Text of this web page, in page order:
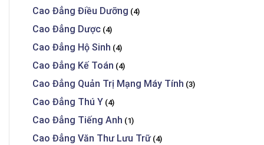
Cao Đẳng Điều Dưỡng (4)
Cao Đẳng Dược (4)
Cao Đẳng Hộ Sinh (4)
Cao Đẳng Kế Toán (4)
Cao Đẳng Quản Trị Mạng Máy Tính (3)
Cao Đẳng Thú Y (4)
Cao Đẳng Tiếng Anh (1)
Cao Đẳng Văn Thư Lưu Trữ(4)